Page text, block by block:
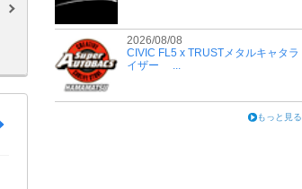
2026/08/08
CIVIC FL5 x TRUSTメタルキャタラ
イザー ...
もっと見る